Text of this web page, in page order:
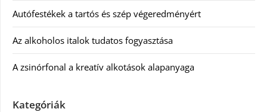
Autófestékek a tartós és szép végeredményért
Az alkoholos italok tudatos fogyasztása
A zsinórfonal a kreatív alkotások alapanyaga
Kategóriák